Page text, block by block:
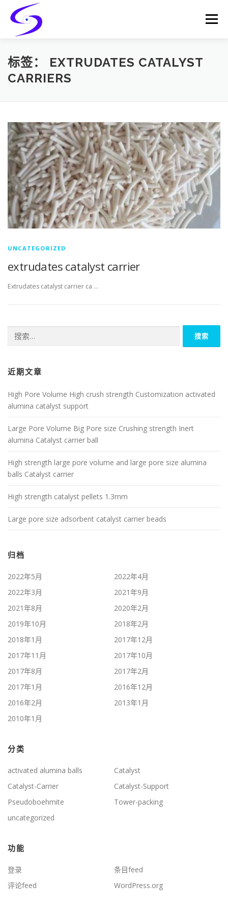
content
Menu
HOME PRODUCTS CATALYST-CARRIER
标签： EXTRUDATES CATALYST
CARRIERS
UNCATEGORIZED
extrudates catalyst carrier
Extrudates catalyst carrier ca …
索：
近期文章
High Pore Volume High crush strength Customization activated
alumina catalyst support
Large Pore Volume Big Pore size Crushing strength Inert
alumina Catalyst carrier ball
High strength large pore volume and large pore size alumina
balls Catalyst carrier
High strength catalyst pellets 1.3mm
Large pore size adsorbent catalyst carrier beads
归档
2022年5月
2022年4月
2022年3月
2021年9月
2021年8月
2020年2月
2019年10月
2018年2月
2018年1月
2017年12月
2017年11月
2017年10月
2017年8月
2017年2月
2017年1月
2016年12月
2016年2月
2013年1月
2010年1月
分类
activated alumina balls
Catalyst
Catalyst-Carrier
Catalyst-Support
Pseudoboehmite
Tower-packing
uncategorized
功能
登录
条目feed
评论feed
WordPress.org